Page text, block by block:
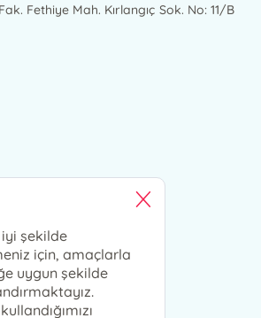
Fethiye Mah. Kırlangıç Sok. No: 11/B
şekilde
için, amaçlarla
uygun şekilde